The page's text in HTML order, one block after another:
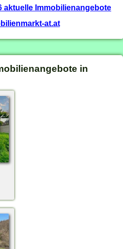
aktuelle Immobilienangebote
at.at
in